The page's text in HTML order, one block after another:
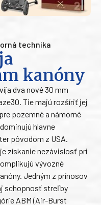
technika
kanóny
dva nové 30 mm
Tie majú rozšíriť jej
pozemné a námorné
hlavne
pôvodom z USA.
získanie nezávislosť pri
vývozné
Jedným z prínosov
schopnosť streľby
ABM (Air-Burst